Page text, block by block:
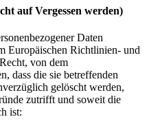
auf Vergessen werden)
Daten
Europäischen Richtlinien- und
von dem
dass die sie betreffenden
gelöscht werden,
zutrifft und soweit die
ist: